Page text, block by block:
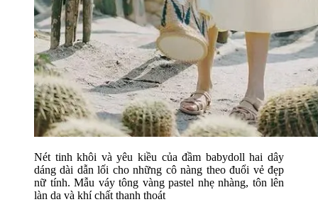
Nét tinh khôi và yêu kiều của đầm babydoll hai dây
dáng dài dẫn lối cho những cô nàng theo đuổi vẻ đẹp
nữ tính. Mẫu váy tông vàng pastel nhẹ nhàng, tôn lên
làn da và khí chất thanh thoát